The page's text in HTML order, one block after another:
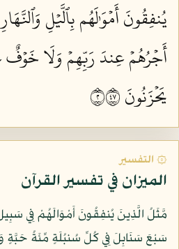
يُنفِقُونَ أَمۡوَٰلَهُم بِٱلَّيۡلِ
أَجۡرُهُمۡ عِندَ رَبِّهِمۡ وَلَا خَوۡفٌ
يَحۡزَنُونَ ٢٧٤
۞ التفسير
الميزان في تفسير القرآن
مَّثَلُ الَّذِينَ يُنفِقُونَ أَمْوَالَهُمْ فِي
سَبْعَ سَنَابِلَ فِي كُلِّ سُنبُلَةٍ مِّئَةُ حَبَّةٍ